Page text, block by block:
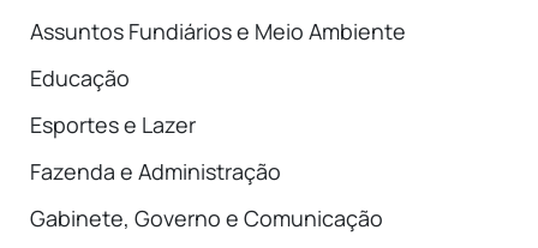
Assuntos Fundiários e Meio Ambiente
Educação
Esportes e Lazer
Fazenda e Administração
Gabinete, Governo e Comunicação